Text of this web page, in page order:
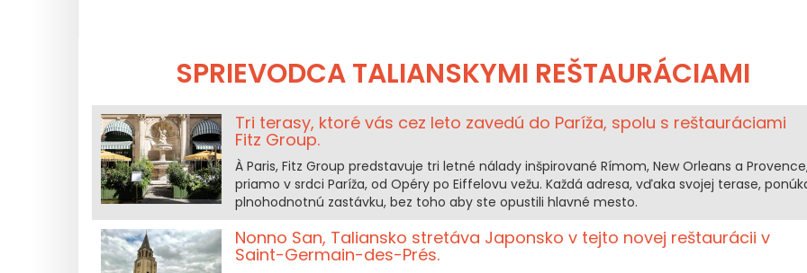
SPRIEVODCA TALIANSKYMI REŠTAURÁCIAMI
Tri terasy, ktoré vás cez leto zavedú do Paríža, spolu s reštauráciami
Fitz Group.
À Paris, Fitz Group predstavuje tri letné nálady inšpirované Rímom, New Orleans a
priamo v srdci Paríža, od Opéry po Eiffelovu vežu. Každá adresa, vďaka svojej terase,
plnohodnotnú zastávku, bez toho aby ste opustili hlavné mesto.
Nonno San, Taliansko stretáva Japonsko v tejto novej reštaurácii v
Saint-Germain-des-Prés.